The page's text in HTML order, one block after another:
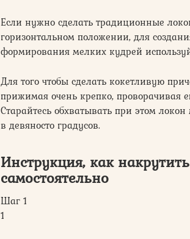
Если нужно сделать традиционные
горизонтальном положении, для
формирования мелких кудрей
Для того чтобы сделать кокетливую
прижимая очень крепко, проворачивая
Старайтесь обхватывать при этом
в девяносто градусов.
Инструкция, как
самостоятельно
Шаг 1
1